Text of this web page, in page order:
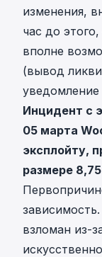
изменения,
час до
вполне
(вывод
уведомление
Инцидент с
05 марта
эксплойту,
размере
взломан из-